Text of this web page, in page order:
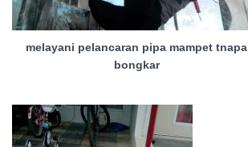
melayani pelancaran pipa mampet tnapa
bongkar